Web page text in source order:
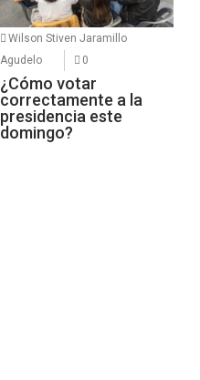
Wilson Stiven Jaramillo
Agudelo
0
¿Cómo votar
correctamente a la
presidencia este
domingo?